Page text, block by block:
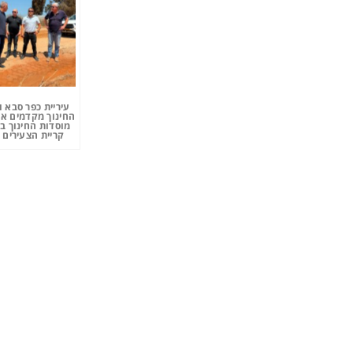
עיריית כפר
החינוך מקדמים
מוסדות החינוך
קריית